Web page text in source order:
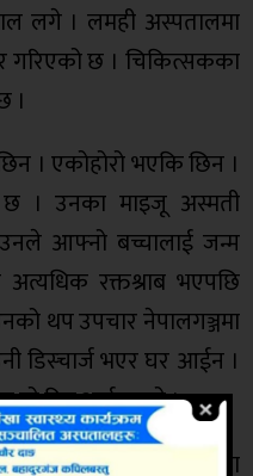
लगे । लमही अस्पतालमा
गरिएको छ । चिकित्सकका
।
। एकोहोरो भएकि छिन ।
। उनका माइजू अस्मती
आफ्नो बच्चालाई जन्म
रक्तश्राब भएपछि
थप उपचार नेपालगञ्जमा
डिस्चार्ज भएर घर आईन ।
यो दिन आईलाग्यो ।
पनि घरमा दोस्रो सन्तानका